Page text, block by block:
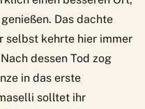
Das dachte
selbst kehrte hier immer
dessen Tod zog
in das erste
solltet ihr